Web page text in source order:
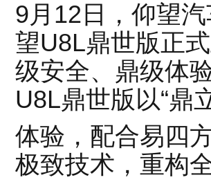
9月12日，仰望
望U8L鼎世版正
级安全、鼎级体
U8L鼎世版以“鼎
体验，配合易四
极致技术，重构